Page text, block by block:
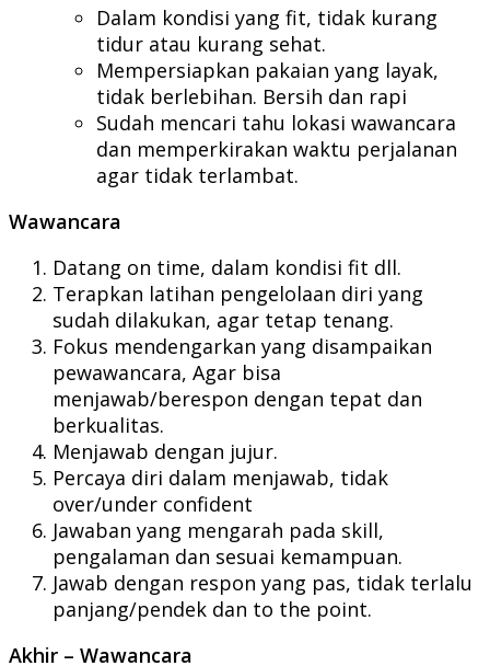
Dalam kondisi yang fit, tidak kurang
tidur atau kurang sehat.
Mempersiapkan pakaian yang layak,
tidak berlebihan. Bersih dan rapi
Sudah mencari tahu lokasi wawancara
dan memperkirakan waktu perjalanan
agar tidak terlambat.
Wawancara
Datang on time, dalam kondisi fit dll.
Terapkan latihan pengelolaan diri yang
sudah dilakukan, agar tetap tenang.
Fokus mendengarkan yang disampaikan
pewawancara, Agar bisa
menjawab/berespon dengan tepat dan
berkualitas.
Menjawab dengan jujur.
Percaya diri dalam menjawab, tidak
over/under confident
Jawaban yang mengarah pada skill,
pengalaman dan sesuai kemampuan.
Jawab dengan respon yang pas, tidak terlalu
panjang/pendek dan to the point.
Akhir – Wawancara